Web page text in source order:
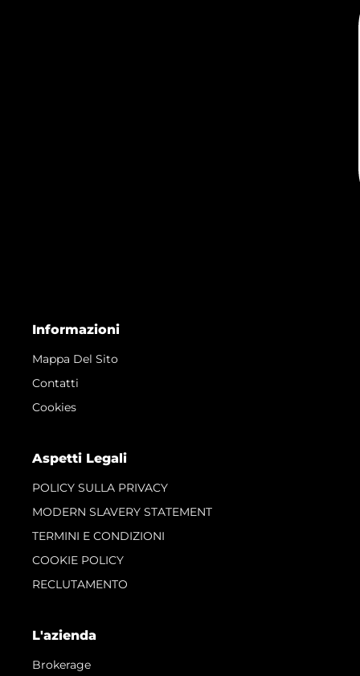
Informazioni
Mappa Del Sito
Contatti
Cookies
Aspetti Legali
POLICY SULLA PRIVACY
MODERN SLAVERY STATEMENT
TERMINI E CONDIZIONI
COOKIE POLICY
RECLUTAMENTO
L'azienda
Brokerage